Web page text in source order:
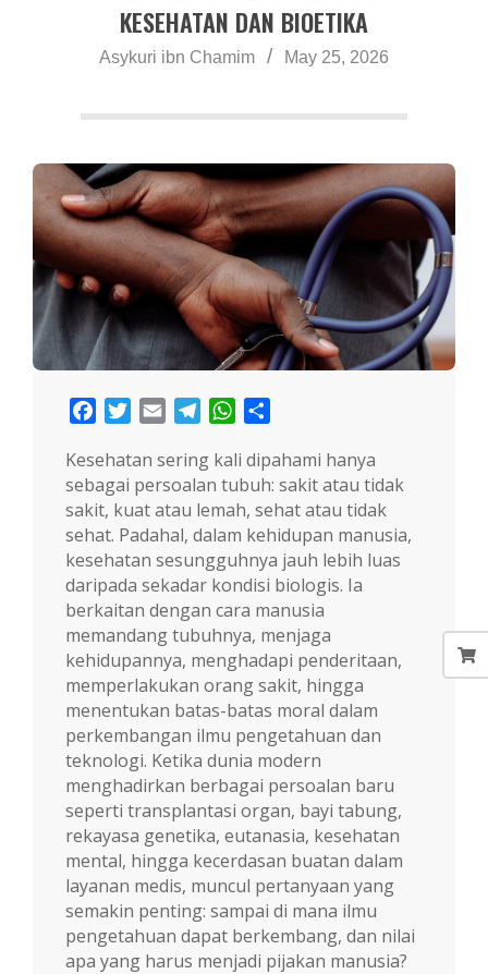
KESEHATAN DAN BIOETIKA
Asykuri ibn Chamim May 25, 2026
FacebookTwitter
Email TelegramWhatsApp
Kesehatan sering kali dipahami hanya
sebagai persoalan tubuh: sakit atau tidak
sakit, kuat atau lemah, sehat atau tidak
sehat. Padahal, dalam kehidupan manusia,
kesehatan sesungguhnya jauh lebih luas
daripada sekadar kondisi biologis. Ia
berkaitan dengan cara manusia
memandang tubuhnya, menjaga
kehidupannya, menghadapi penderitaan,
memperlakukan orang sakit, hingga
menentukan batas-batas moral dalam
perkembangan ilmu pengetahuan dan
teknologi. Ketika dunia modern
menghadirkan berbagai persoalan baru
seperti transplantasi organ, bayi tabung,
rekayasa genetika, eutanasia, kesehatan
mental, hingga kecerdasan buatan dalam
layanan medis, muncul pertanyaan yang
semakin penting: sampai di mana ilmu
pengetahuan dapat berkembang, dan nilai
apa yang harus menjadi pijakan manusia?